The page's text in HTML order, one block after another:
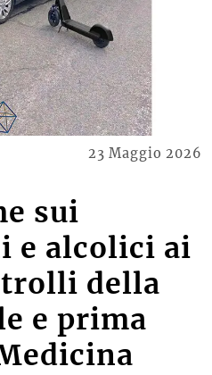
23 Maggio 2026
sui
e alcolici ai
della
e prima